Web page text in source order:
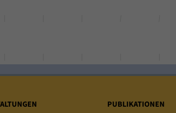
PUBLIKATIONEN